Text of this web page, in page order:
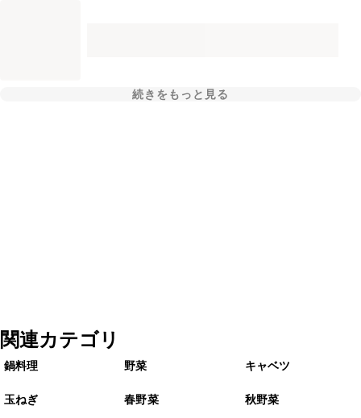
続きをもっと見る
関連カテゴリ
鍋料理 野菜 キャベツ
玉ねぎ 春野菜 秋野菜